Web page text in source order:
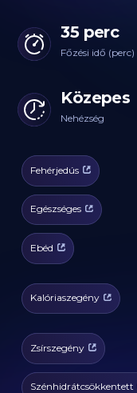
35 perc
Főzési idő (perc)
Közepes
Nehézség
Fehérjedús
Egészséges
Ebéd
Kalóriaszegény
Zsírszegény
Szénhidrátcsökkentett